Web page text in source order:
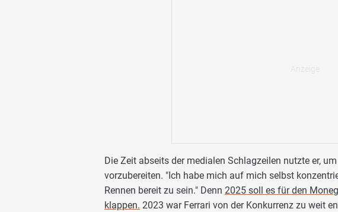
Die Zeit abseits der medialen Schlagzeilen nutzte er,
vorzubereiten. "Ich habe mich auf mich selbst
Rennen bereit zu sein." Denn 2025 soll es für den
klappen. 2023 war Ferrari von der Konkurrenz zu weit